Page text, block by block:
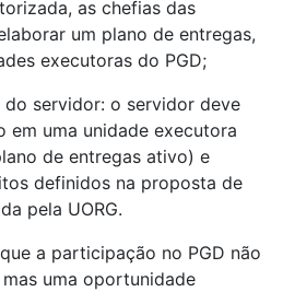
as chefias das
um plano de entregas,
executoras do PGD;
do servidor: o servidor deve
em uma unidade executora
de entregas ativo) e
definidos na proposta de
pela UORG.
a participação no PGD não
uma oportunidade